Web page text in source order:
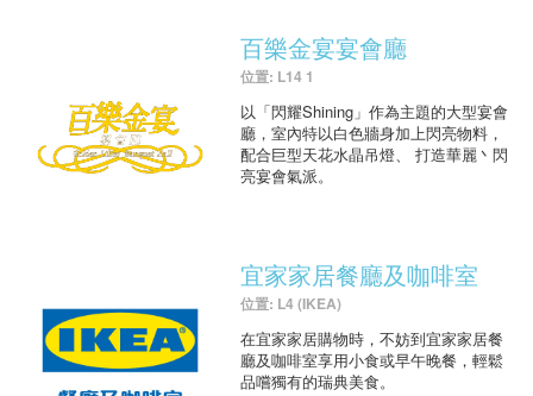
百樂金宴宴會廳
位置: L14 1
以「閃耀Shining」作為主題的大型宴會
廳，室內特以白色牆身加上閃亮物料，
配合巨型天花水晶吊燈、 打造華麗丶閃
亮宴會氣派。
宜家家居餐廳及咖啡室
位置: L4 (IKEA)
在宜家家居購物時，不妨到宜家家居餐
廳及咖啡室享用小食或早午晚餐，輕鬆
品嚐獨有的瑞典美食。